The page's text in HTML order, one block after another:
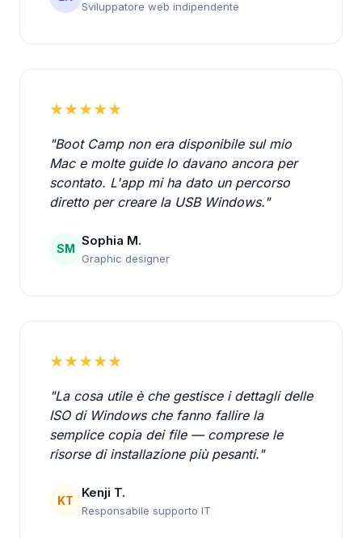
Sviluppatore web indipendente
★★★★★
"Boot Camp non era disponibile sul mio
Mac e molte guide lo davano ancora per
scontato. L'app mi ha dato un percorso
diretto per creare la USB Windows."
SM
Sophia M.
Graphic designer
★★★★★
"La cosa utile è che gestisce i dettagli delle
ISO di Windows che fanno fallire la
semplice copia dei file — comprese le
risorse di installazione più pesanti."
KT
Kenji T.
Responsabile supporto IT